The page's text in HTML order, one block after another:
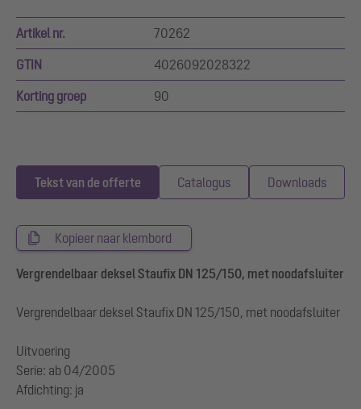
Artikel nr. 70262
GTIN 4026092028322
Korting groep 90
Tekst van de offerte Catalogus Downloads
Kopieer naar klembord
Vergrendelbaar deksel Staufix DN 125/150, met noodafsluiter
Vergrendelbaar deksel Staufix DN 125/150, met noodafsluiter
Uitvoering
Serie: ab 04/2005
Afdichting: ja